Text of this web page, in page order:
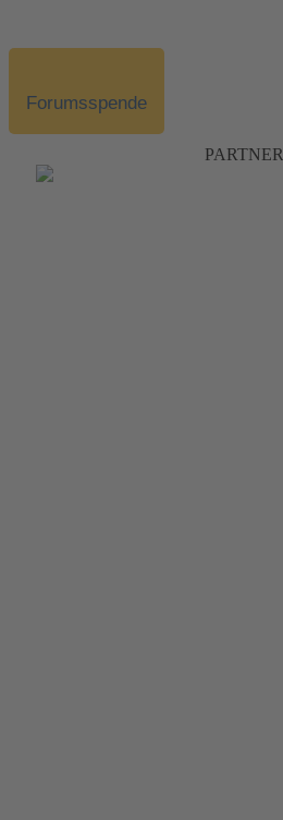
Forumsspende
PARTNER